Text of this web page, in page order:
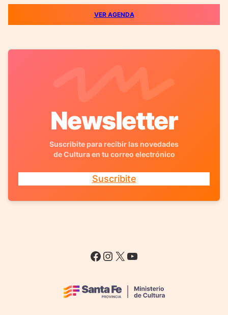
VER AGENDA
Newsletter
Suscribite para recibir las novedades
de Cultura en tu correo electrónico
Suscribite
Facebook
Instagram
X YouTube